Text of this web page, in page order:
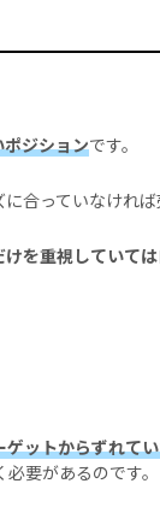
ジションです。
合っていなければ
けを重視していて
ゲットからずれて
要があるのです。